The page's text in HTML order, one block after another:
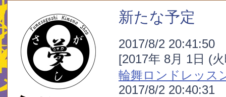
新たな予定
2017/8/2 20:41:50
[2017年 8月 1日 (
輪舞ロンドレッス
2017/8/2 20:40:31